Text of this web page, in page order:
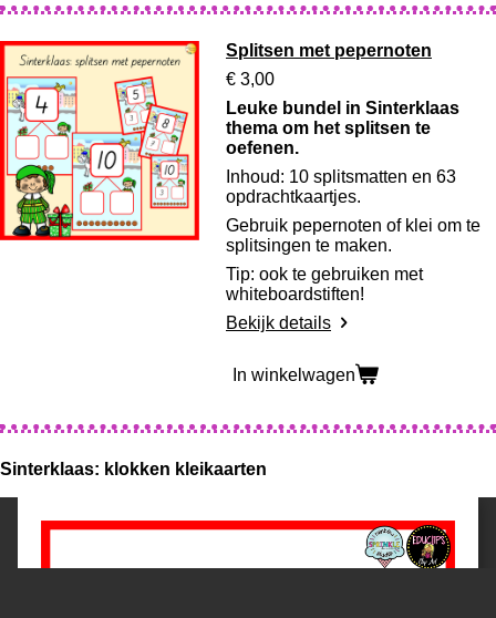
Splitsen met pepernoten
€ 3,00
Leuke bundel in Sinterklaas
thema om het splitsen te
oefenen.
Inhoud: 10 splitsmatten en 63
opdrachtkaartjes.
Gebruik pepernoten of klei om te
splitsingen te maken.
Tip: ook te gebruiken met
whiteboardstiften!
Bekijk details
In winkelwagen
Sinterklaas: klokken kleikaarten